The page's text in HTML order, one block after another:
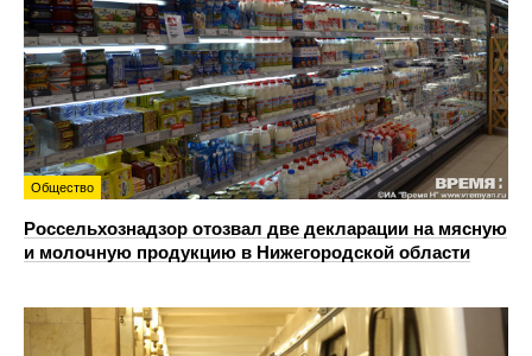
Общество
Россельхознадзор отозвал две декларации на мясную
и молочную продукцию в Нижегородской области